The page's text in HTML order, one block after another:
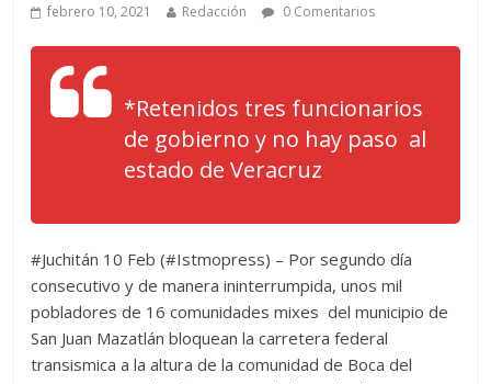
febrero 10, 2021 Redacción 0 Comentarios
*Retenidos tres funcionarios
de gobierno y no hay paso al
estado de Veracruz
#Juchitán 10 Feb (#Istmopress) – Por segundo día
consecutivo y de manera ininterrumpida, unos mil
pobladores de 16 comunidades mixes del municipio de
San Juan Mazatlán bloquean la carretera federal
transismica a la altura de la comunidad de Boca del